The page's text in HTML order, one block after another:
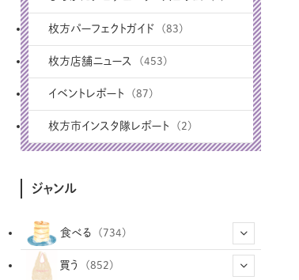
枚方パーフェクトガイド (83)
枚方店舗ニュース (453)
イベントレポート (87)
枚方市インスタ隊レポート (2)
ジャンル
食べる (734)
買う (852)